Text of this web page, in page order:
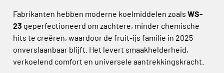
Fabrikanten hebben moderne koelmiddelen zoals WS-
23 geperfectioneerd om zachtere, minder chemische
hits te creëren, waardoor de fruit-ijs familie in 2025
onverslaanbaar blijft. Het levert smaakhelderheid,
verkoelend comfort en universele aantrekkingskracht.